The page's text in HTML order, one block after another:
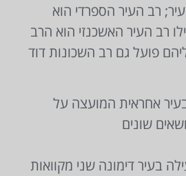
רב העיר הספרדי הוא
רב העיר האשכנזי הוא הרב
פועל גם רב השכונות דוד
אחראית המועצה על
שונים
בעיר דימונה שני מקוואות